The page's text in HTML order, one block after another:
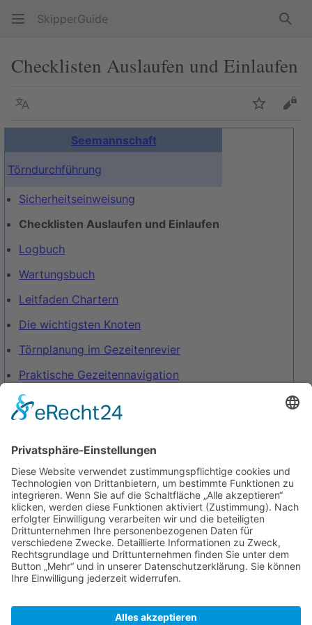
SkipperGuide
Checklisten Auslaufen und Einlaufen
Sprache
Seemannschaft
Törndurchführung
Sicherheitseinweisung
Checklisten Auslaufen und Einlaufen
Logbuch
Wartungsbuch
Leitfaden Chartern
Die wichtigsten Knoten
Törnplanung im Gezeitenrevier
Praktische Gezeitennavigation
Hilfe im Seenotfall
Checkliste Einlaufen
Zuletzt bearbeitet vor 3 JahrenvonSchubi79
Hbachmann,Peter,Schubi79